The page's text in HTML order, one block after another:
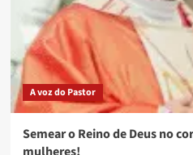
A voz do Pastor
Semear o Reino de Deus no